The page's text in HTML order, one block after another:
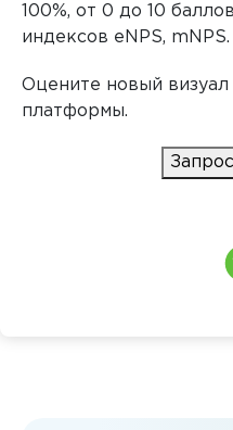
100%, от 0 до 10
индексов eNPS, mNPS.
Оцените новый
платформы.